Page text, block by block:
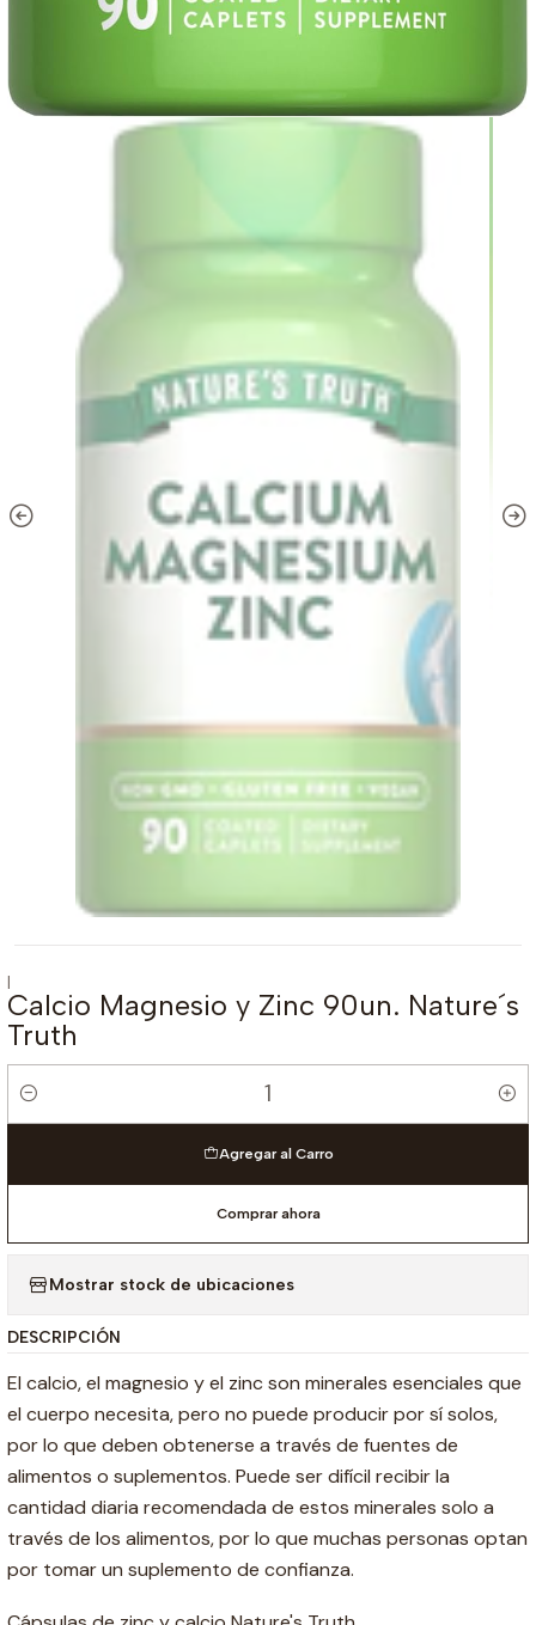
|
Calcio Magnesio y Zinc 90un. Nature´s
Truth
Cantidad
Agregar al Carro
Comprar ahora
Mostrar stock de ubicaciones
DESCRIPCIÓN
El calcio, el magnesio y el zinc son minerales esenciales que
el cuerpo necesita, pero no puede producir por sí solos,
por lo que deben obtenerse a través de fuentes de
alimentos o suplementos. Puede ser difícil recibir la
cantidad diaria recomendada de estos minerales solo a
través de los alimentos, por lo que muchas personas optan
por tomar un suplemento de confianza.